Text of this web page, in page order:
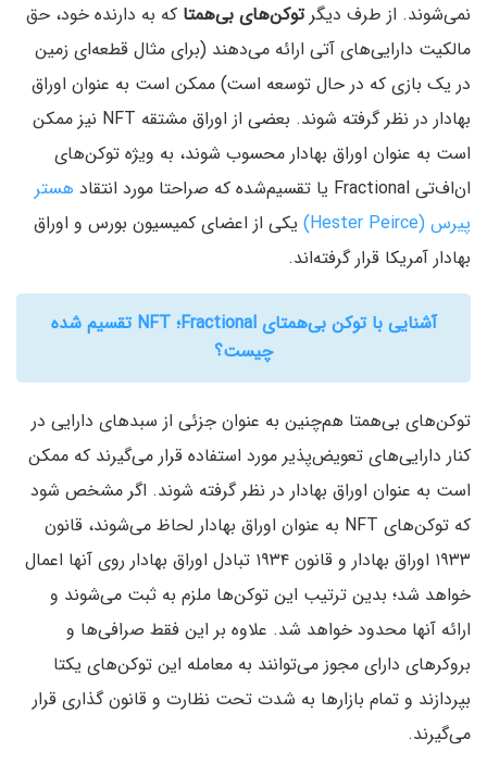
نمی‌شوند. از طرف دیگرتوکن‌های بی‌همتا که به دارنده خود، حق
مالکیت دارایی‌های آتی ارائه می‌دهند (برای مثال قطعه‌ای زمین
در یک بازی که در حال توسعه است) ممکن است به عنوان اوراق
بهادار در نظر گرفته شوند. بعضی از اوراق مشتقه NFT نیز ممکن
است به عنوان اوراق بهادار محسوب شوند، به ویژه توکن‌های
ان‌اف‌تی Fractional یا تقسیم‌شده که صراحتا مورد انتقاد
هستر
پیرس (Hester Peirce)
یکی از اعضای کمیسیون بورس و اوراق
بهادار آمریکا قرار گرفته‌اند.
آشنایی با توکن بی‌همتای Fractional؛ NFT تقسیم شده
چیست؟
توکن‌های بی‌همتا هم‌چنین به عنوان جزئی از سبدهای دارایی در
کنار دارایی‌های تعویض‌پذیر مورد استفاده قرار می‌گیرند که ممکن
است به عنوان اوراق بهادار در نظر گرفته شوند. اگر مشخص شود
که توکن‌های NFT به عنوان اوراق بهادار لحاظ می‌شوند، قانون
۱۹۳۳ اوراق بهادار و قانون ۱۹۳۴ تبادل اوراق بهادار روی آنها اعمال
خواهد شد؛ بدین ترتیب این توکن‌ها ملزم به ثبت می‌شوند و
ارائه آنها محدود خواهد شد. علاوه بر این فقط صرافی‌ها و
بروکرهای دارای مجوز می‌توانند به معامله این توکن‌های یکتا
بپردازند و تمام بازارها به شدت تحت نظارت و قانون گذاری قرار
می‌گیرند.